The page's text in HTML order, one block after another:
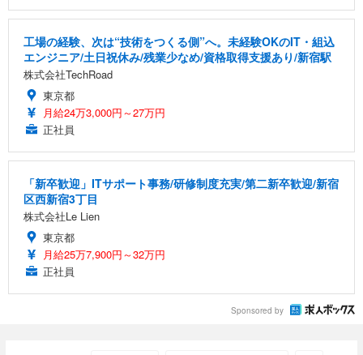
工場の経験、次は“技術をつくる側”へ。未経験OKのIT・組込
エンジニア/土日祝休み/残業少なめ/資格取得支援あり/新宿駅
株式会社TechRoad
東京都
月給24万3,000円～27万円
正社員
「新卒歓迎」ITサポート事務/研修制度充実/第二新卒歓迎/新宿
区西新宿3丁目
株式会社Le Lien
東京都
月給25万7,900円～32万円
正社員
Sponsored by